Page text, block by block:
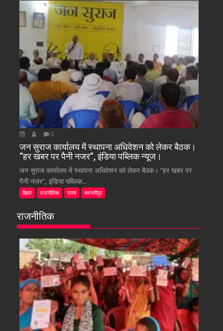
0
जन सुराज कार्यालय में स्थापना अधिवेशन को लेकर बैठक।
“हर खबर पर पैनी नजर”, इंडिया पब्लिक न्यूज।
जन सुराज कार्यालय में स्थापना अधिवेशन को लेकर बैठक। “हर खबर पर
पैनी नजर”, इंडिया पब्लिक...
बिहार राजनीतिक राज्य समस्तीपुर
राजनीतिक